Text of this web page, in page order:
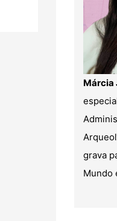
Márcia
grava
Mundo